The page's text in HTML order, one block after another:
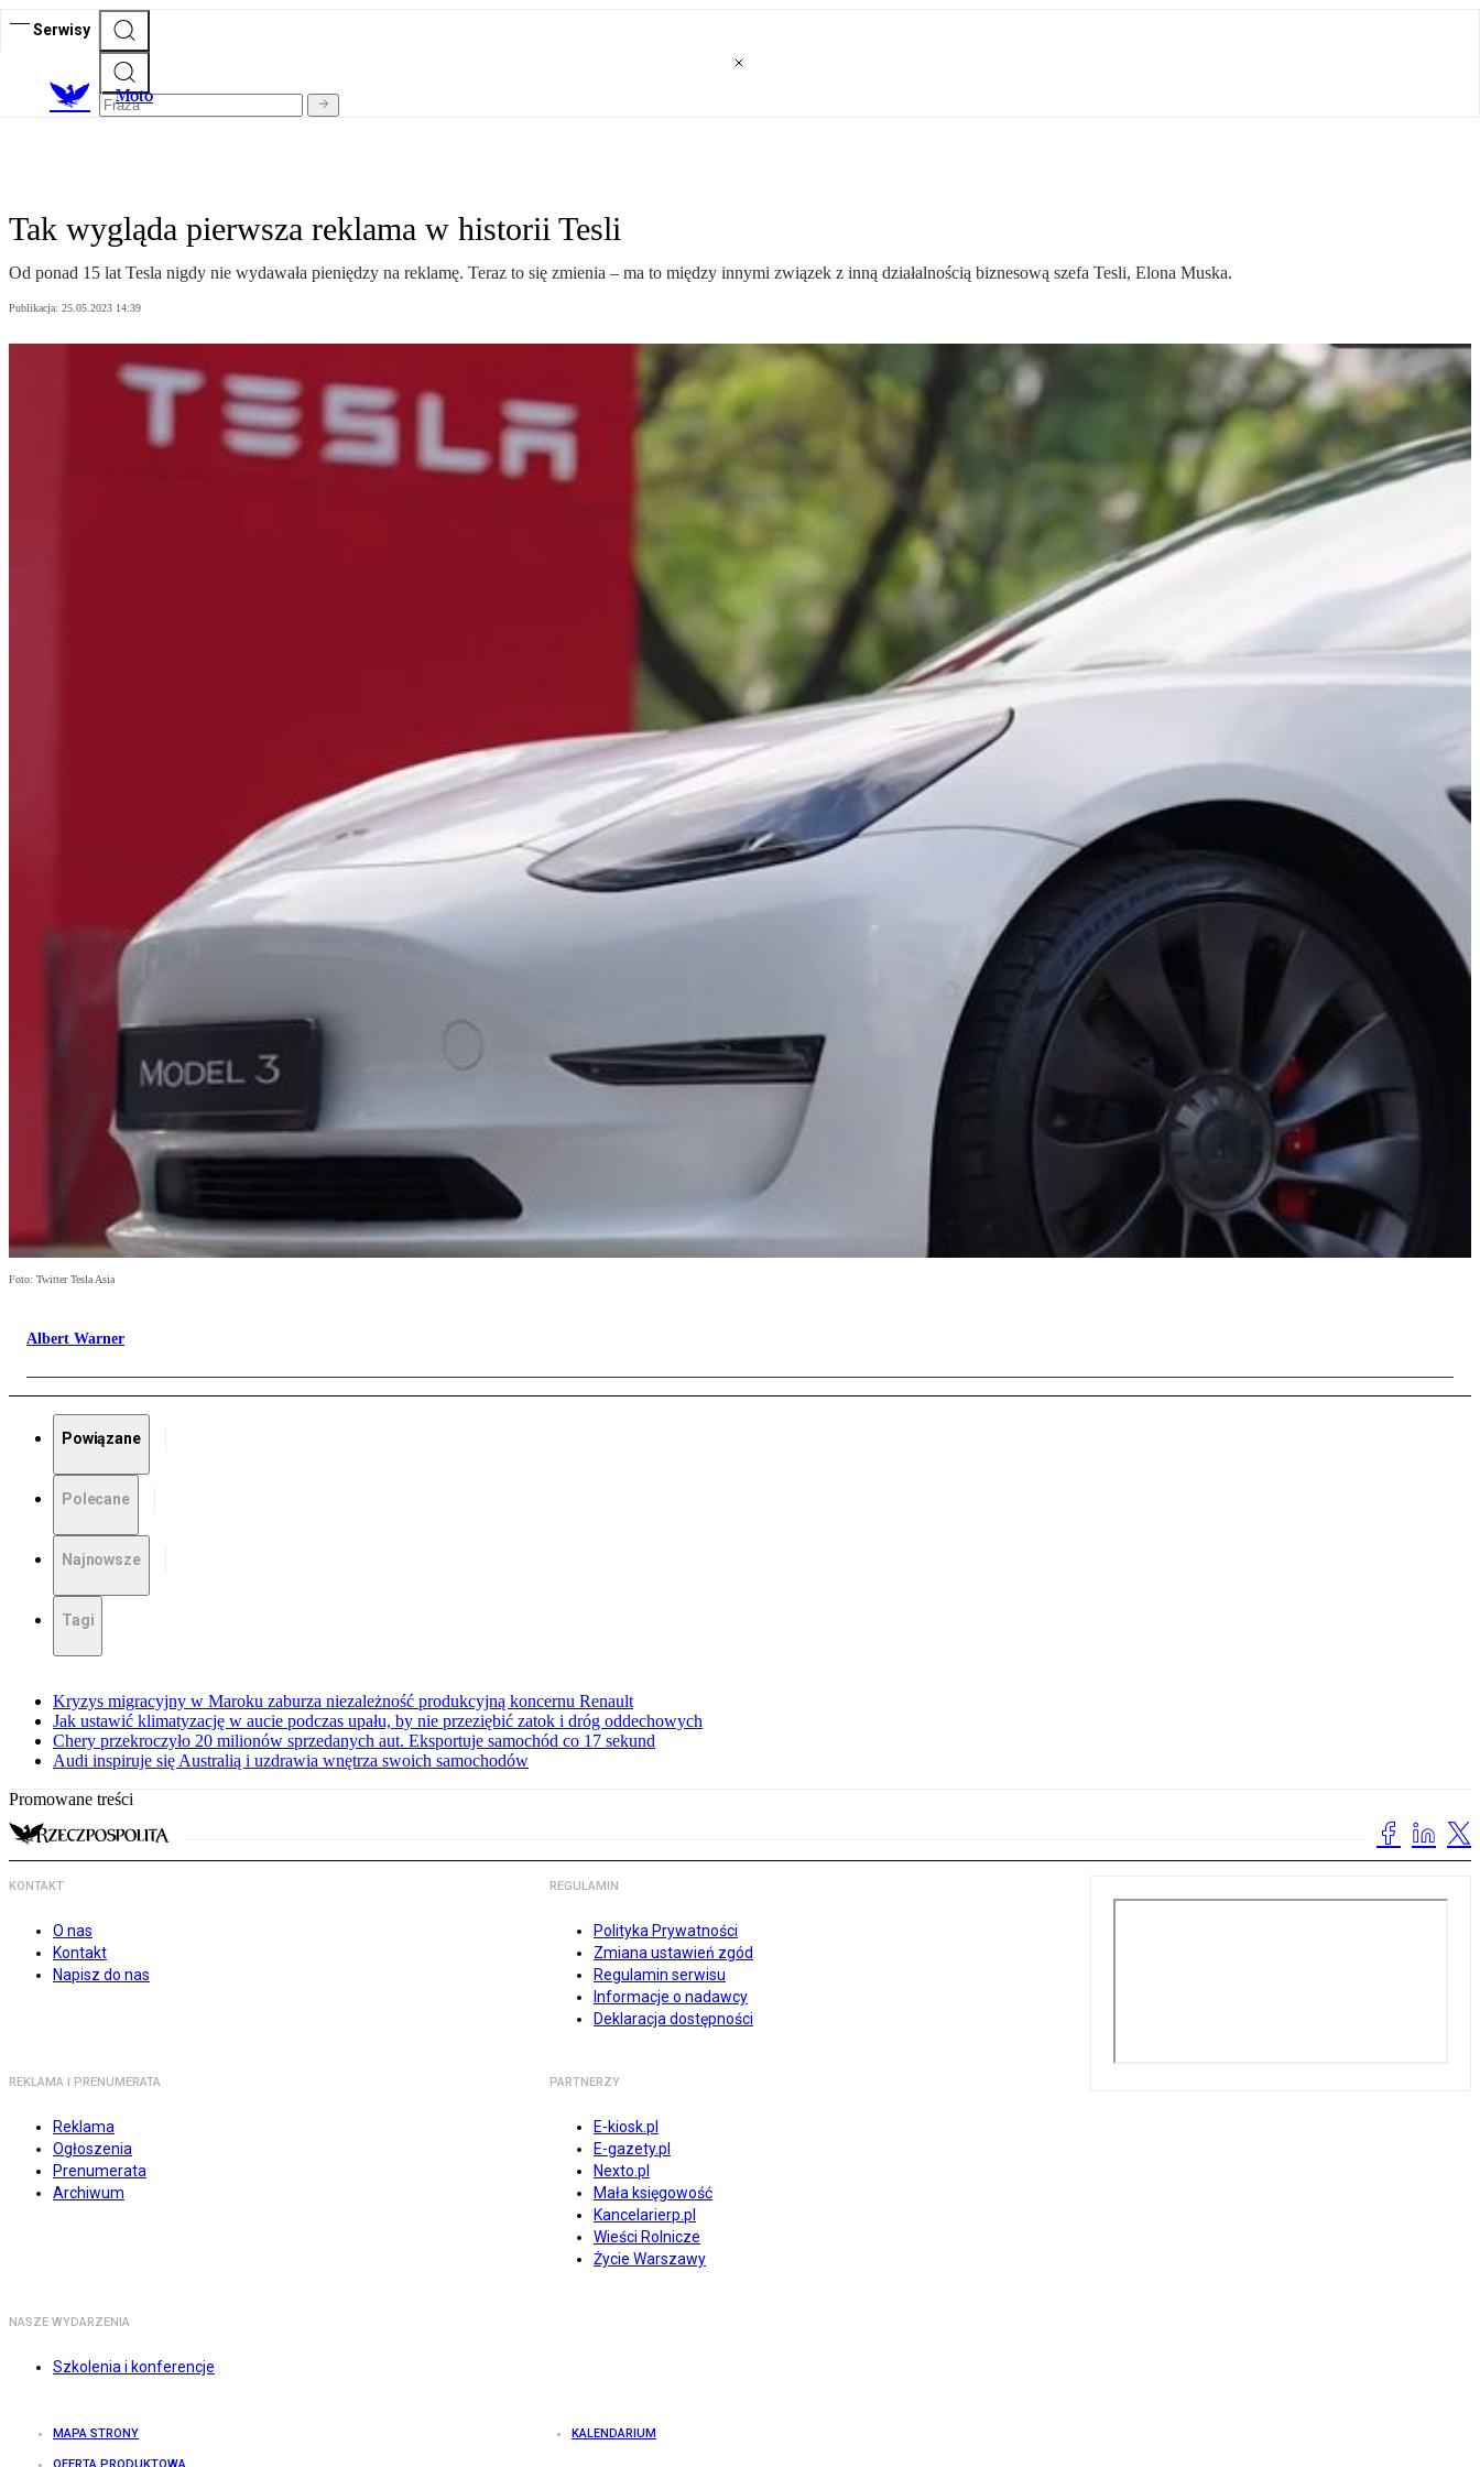
Serwisy
Moto
Tak wygląda pierwsza reklama w historii Tesli
Od ponad 15 lat Tesla nigdy nie wydawała pieniędzy na reklamę. Teraz to się zmienia – ma to między innymi związek z inną działalnością biznesową szefa Tesli, Elona Muska.
Publikacja: 25.05.2023 14:39
Foto: Twitter Tesla Asia
Albert Warner
Powiązane
Polecane
Najnowsze
Tagi
Kryzys migracyjny w Maroku zaburza niezależność produkcyjną koncernu Renault
Jak ustawić klimatyzację w aucie podczas upału, by nie przeziębić zatok i dróg oddechowych
Chery przekroczyło 20 milionów sprzedanych aut. Eksportuje samochód co 17 sekund
Audi inspiruje się Australią i uzdrawia wnętrza swoich samochodów
Promowane treści
KONTAKT
O nas
Kontakt
Napisz do nas
REGULAMIN
Polityka Prywatności
Zmiana ustawień zgód
Regulamin serwisu
Informacje o nadawcy
Deklaracja dostępności
REKLAMA I PRENUMERATA
Reklama
Ogłoszenia
Prenumerata
Archiwum
PARTNERZY
E-kiosk.pl
E-gazety.pl
Nexto.pl
Mała księgowość
Kancelarierp.pl
Wieści Rolnicze
Życie Warszawy
NASZE WYDARZENIA
Szkolenia i konferencje
MAPA STRONY KALENDARIUM